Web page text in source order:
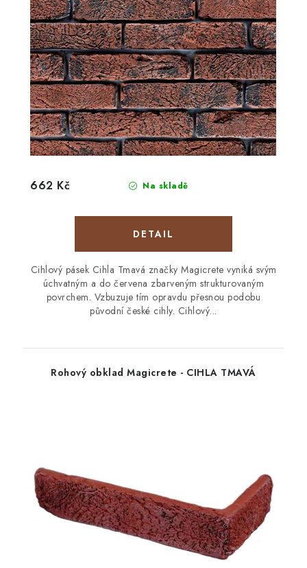
Na skladě
662 Kč
Cihlový pásek Cihla Tmavá značky Magicrete vyniká svým
úchvatným a do červena zbarveným strukturovaným
povrchem. Vzbuzuje tím opravdu přesnou podobu
původní české cihly. Cihlový...
Rohový obklad Magicrete - CIHLA TMAVÁ